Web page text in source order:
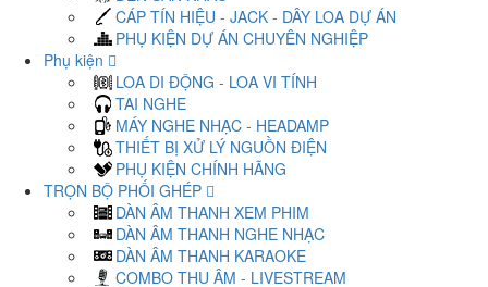
CÁP TÍN HIỆU - JACK - DÂY LOA DỰ ÁN
PHỤ KIỆN DỰ ÁN CHUYÊN NGHIỆP
Phụ kiện
LOA DI ĐỘNG - LOA VI TÍNH
TAI NGHE
MÁY NGHE NHẠC - HEADAMP
THIẾT BỊ XỬ LÝ NGUỒN ĐIỆN
PHỤ KIỆN CHÍNH HÃNG
TRỌN BỘ PHỐI GHÉP
DÀN ÂM THANH XEM PHIM
DÀN ÂM THANH NGHE NHẠC
DÀN ÂM THANH KARAOKE
COMBO THU ÂM - LIVESTREAM